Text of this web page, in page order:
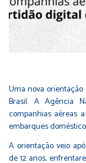
Uma nova
Brasil. A Agência
companhias aéreas
embarques
A orientação veio
de 12 anos,